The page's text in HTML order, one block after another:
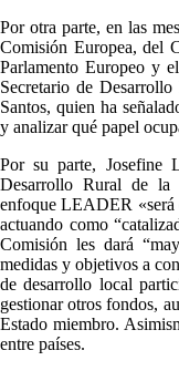
Por otra parte, en las
Comisión Europea, del
Parlamento Europeo y
Secretario de
Santos, quien ha
y analizar qué papel
Por su parte, Josefine
Desarrollo Rural de
enfoque LEADER «será
actuando como
Comisión les dará
medidas y objetivos a
de desarrollo local
gestionar otros fondos,
Estado miembro.
entre países.